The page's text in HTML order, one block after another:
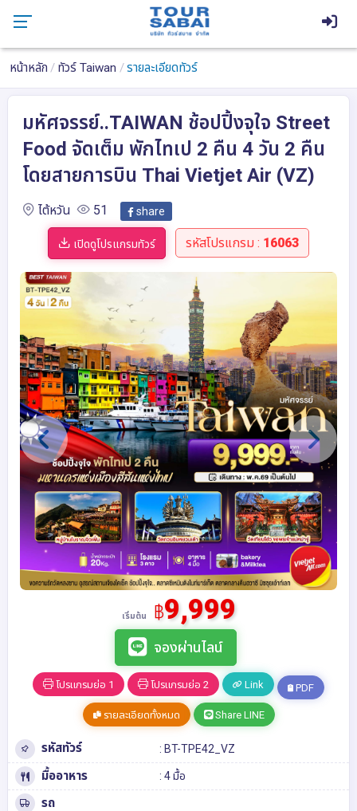
หน้าหลัก ทัวร์ Taiwan รายละเอียดทัวร์
มหัศจรรย์..TAIWAN ช้อปปิ้งจุใจ Street
Food จัดเต็ม พักไทเป 2 คืน 4 วัน 2 คืน
โดยสายการบิน Thai Vietjet Air (VZ)
ไต้หวัน 51 share
เปิดดูโปรแกรมทัวร์ รหัสโปรแกรม : 16063
เริ่มต้น ฿9,999
จองผ่านไลน์
โปรแกรมย่อ 1 โปรแกรมย่อ 2 Link PDF
รายละเอียดทั้งหมด Share LINE
รหัสทัวร์ : BT-TPE42_VZ
มื้ออาหาร : 4 มื้อ
รถ